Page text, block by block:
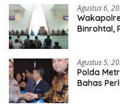
Agustus 6,
Binrohtal,
Agustus 5,
Polda
Bahas